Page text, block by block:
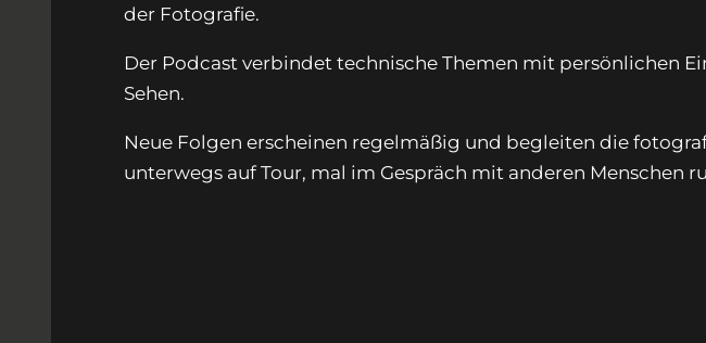
der Fotografie.
Der Podcast verbindet technische Themen mit persönlichen
Sehen.
Neue Folgen erscheinen regelmäßig und begleiten die
unterwegs auf Tour, mal im Gespräch mit anderen Menschen